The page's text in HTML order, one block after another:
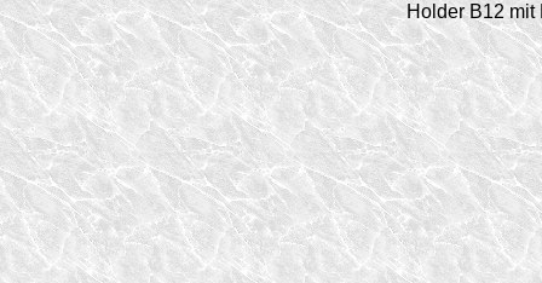
Holder B12 mit